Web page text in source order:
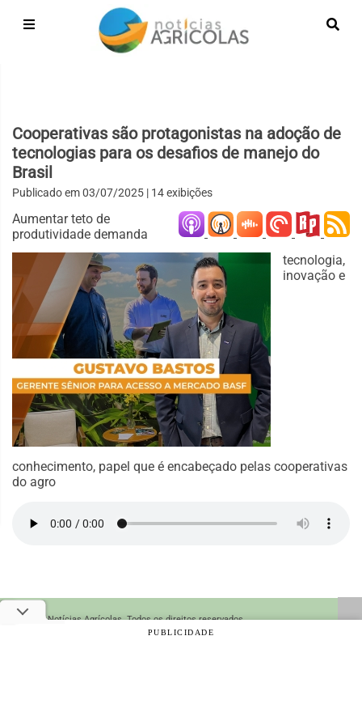
Cooperativas são protagonistas na adoção de
tecnologias para os desafios de manejo do
Brasil
Publicado em03/07/2025 | 14 exibições
Aumentar teto de
produtividade demanda
tecnologia,
inovação e
conhecimento, papel que é encabeçado pelas cooperativas
do agro
© 2026 Notícias Agrícolas. Todos os direitos reservados.
PUBLICIDADE